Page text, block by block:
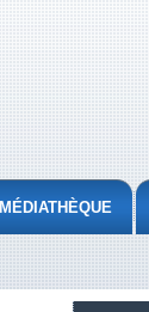
MÉDIATHÈQUE